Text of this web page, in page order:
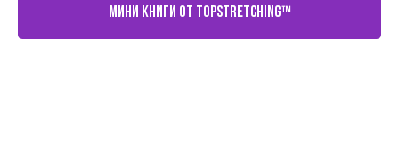
МИНИ КНИГИ ОТ TOPSTRETCHING™